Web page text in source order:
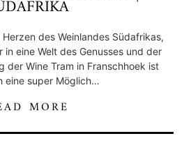
des Weinlandes Südafrikas,
eine Welt des Genusses und der
der Wine Tram in Franschhoek ist
eine super Möglich…
MORE